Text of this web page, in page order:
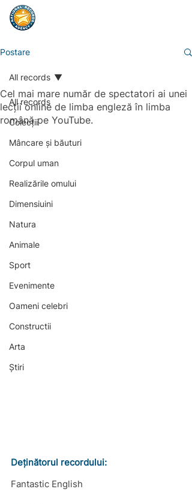
Postare
All records
Colecții
Mâncare și băuturi
Corpul uman
Realizările omului
Dimensiuini
Natura
Animale
Sport
Evenimente
Oameni celebri
Constructii
Arta
Știri
All records
Cel mai mare număr de spectatori ai unei
lecții online de limba engleză în limba
română pe YouTube.
Deținătorul recordului:
Fantastic English